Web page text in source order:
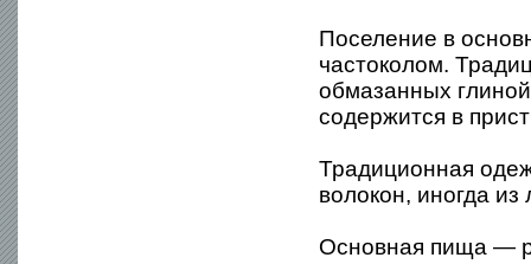
Поселение в
частоколом.
обмазанных
содержится в
Традиционная
волокон, иногда
Основная пища —